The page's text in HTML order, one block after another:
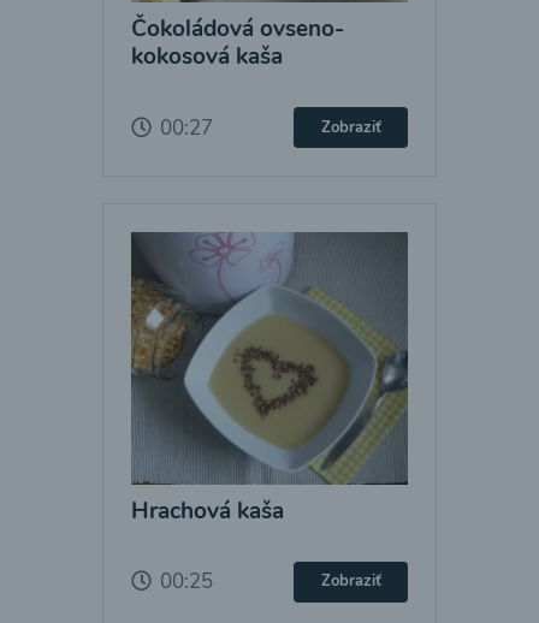
Čokoládová ovseno-
kokosová kaša
00:27 Zobraziť
Hrachová kaša
00:25 Zobraziť